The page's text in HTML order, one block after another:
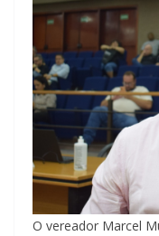
O vereador Marcel